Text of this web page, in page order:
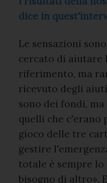
dice in
Le sensazioni
cercato di aiutare
riferimento, ma
ricevuto degli
sono dei fondi,
quelli che c'erano
gioco delle tre
gestire
totale è sempre lo
bisogno di altro».